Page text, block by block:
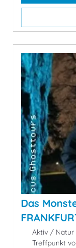
Das
Aktiv / Natur
Treffpunkt